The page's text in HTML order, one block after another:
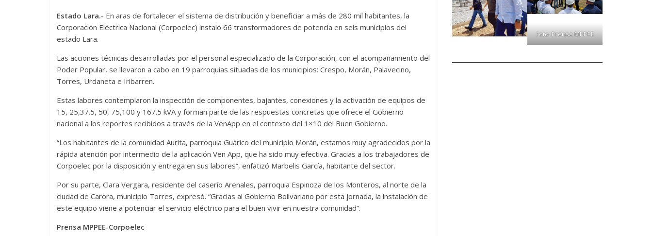
Estado Lara.- En aras de fortalecer el sistema de distribución y beneficiar a más de 280 mil habitantes, la
Corporación Eléctrica Nacional (Corpoelec) instaló 66 transformadores de potencia en seis municipios del
estado Lara.
Las acciones técnicas desarrolladas por el personal especializado de la Corporación, con el acompañamiento del
Poder Popular, se llevaron a cabo en 19 parroquias situadas de los municipios: Crespo, Morán, Palavecino,
Torres, Urdaneta e Iribarren.
Estas labores contemplaron la inspección de componentes, bajantes, conexiones y la activación de equipos de
15, 25,37.5, 50, 75,100 y 167.5 kVA y forman parte de las respuestas concretas que ofrece el Gobierno
nacional a los reportes recibidos a través de la VenApp en el contexto del 1×10 del Buen Gobierno.
“Los habitantes de la comunidad Aurita, parroquia Guárico del municipio Morán, estamos muy agradecidos por la
rápida atención por intermedio de la aplicación Ven App, que ha sido muy efectiva. Gracias a los trabajadores de
Corpoelec por la disposición y entrega en sus labores”, enfatizó Marbelis García, habitante del sector.
Por su parte, Clara Vergara, residente del caserío Arenales, parroquia Espinoza de los Monteros, al norte de la
ciudad de Carora, municipio Torres, expresó. “Gracias al Gobierno Bolivariano por esta jornada, la instalación de
este equipo viene a potenciar el servicio eléctrico para el buen vivir en nuestra comunidad”.
Prensa MPPEE-Corpoelec
Foto: Prensa MPPEE